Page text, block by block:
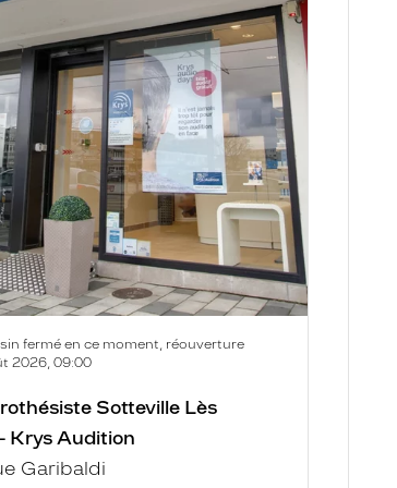
fermé en ce moment, réouverture
2026, 09:00
Sotteville Lès
Krys Audition
Garibaldi